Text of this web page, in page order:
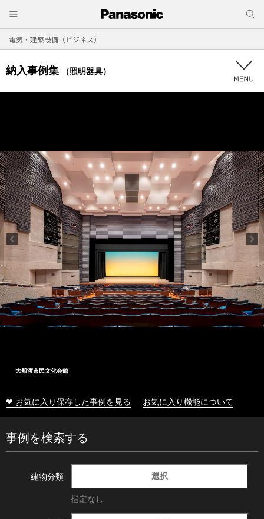
電気・建築設備（ビジネス）
納入事例集 （照明器具）
大船渡市民文化会館
❤ お気に入り保存した事例を見る お気に入り機能について
事例を検索する
建物分類 選択
指定なし